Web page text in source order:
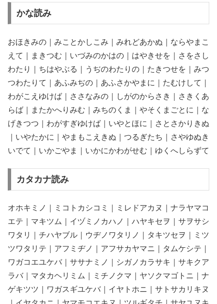
かな読み
おほきみの｜みことかしこみ｜みれどあかぬ｜ならやまこ
えて｜まきつむ｜いづみのかはの｜はやきせを｜さをさし
わたり｜ちはやぶる｜うぢのわたりの｜たきつせを｜みつ
つわたりて｜あふみぢの｜あふさかやまに｜たむけして｜
わがこえゆけば｜ささなみの｜しがのからさき｜さきくあ
らば｜またかへりみむ｜みちのくま｜やそくまごとに｜な
げきつつ｜わがすぎゆけば｜いやとほに｜さとさかりきぬ
｜いやたかに｜やまもこえきぬ｜つるぎたち｜さやゆぬき
いでて｜いかごやま｜いかにかわがせむ｜ゆくへしらずて
カタカナ読み
オホキミノ｜ミコトカシコミ｜ミレドアカヌ｜ナラヤマコ
エテ｜マキツム｜イヅミノカハノ｜ハヤキセヲ｜サヲサシ
ワタリ｜チハヤブル｜ウヂノワタリノ｜タキツセヲ｜ミツ
ツワタリテ｜アフミヂノ｜アフサカヤマニ｜タムケシテ｜
ワガコエユケバ｜ササナミノ｜シガノカラサキ｜サキクア
ラバ｜マタカヘリミム｜ミチノクマ｜ヤソクマゴトニ｜ナ
ゲキツツ｜ワガスギユケバ｜イヤトホニ｜サトサカリキヌ